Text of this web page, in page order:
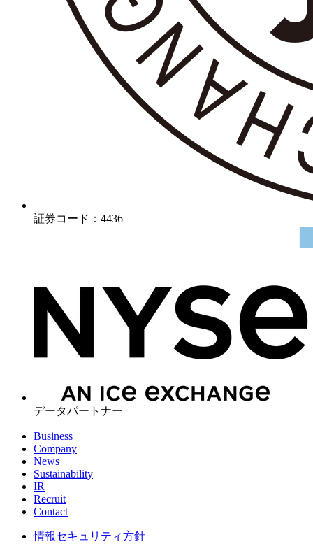
証券コード：4436
データパートナー
Business
Company
News
Sustainability
IR
Recruit
Contact
情報セキュリティ方針